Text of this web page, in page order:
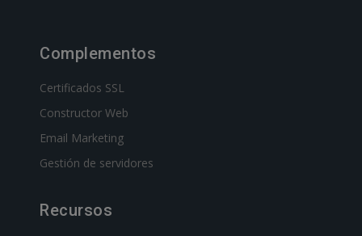
Complementos
Certificados SSL
Constructor Web
Email Marketing
Gestión de servidores
Recursos